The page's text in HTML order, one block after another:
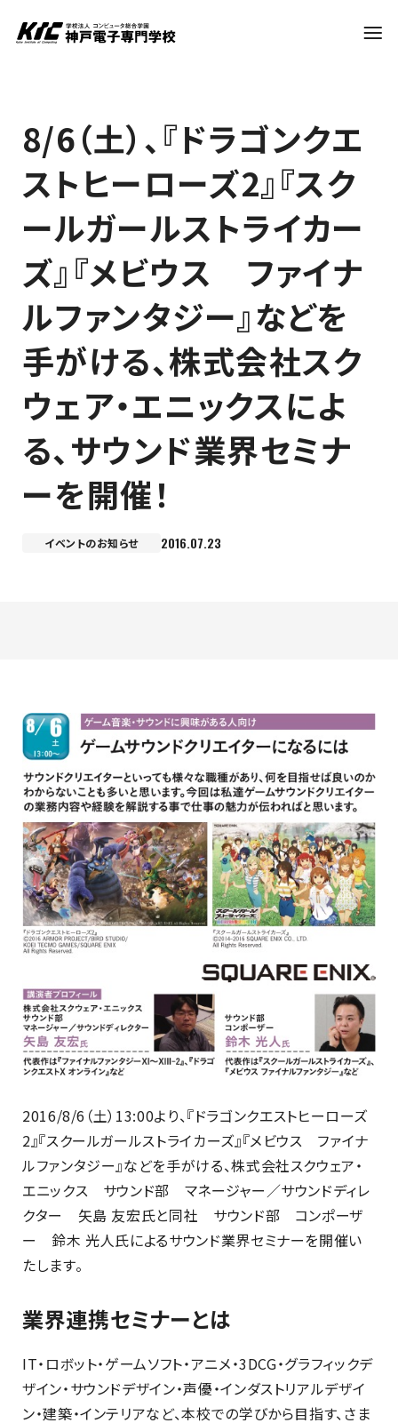
学科・コース
訪問者別
就職・資格
入試情報
神戸電子について
最新のお知らせ
+プラスラボ
資料請求は
こちら
8/6（土）、『ドラゴンクエ
ストヒーローズ2』『スク
ールガールストライカー
ズ』『メビウス ファイナ
ルファンタジー』などを
手がける、株式会社スク
ウェア・エニックスによ
る、サウンド業界セミナ
ーを開催！
イベントのお知らせ 2016.07.23
2016/8/6（土）13:00より、『ドラゴンクエストヒーローズ
2』『スクールガールストライカーズ』『メビウス ファイナ
ルファンタジー』などを手がける、株式会社スクウェア・
エニックス サウンド部 マネージャー／サウンドディレ
クター 矢島 友宏氏と同社 サウンド部 コンポーザ
ー 鈴木 光人氏によるサウンド業界セミナーを開催い
たします。
業界連携セミナーとは
IT・ロボット・ゲームソフト・アニメ・3DCG・グラフィックデ
ザイン・サウンドデザイン・声優・インダストリアルデザイ
ン・建築・インテリアなど、本校での学びから目指す、さま